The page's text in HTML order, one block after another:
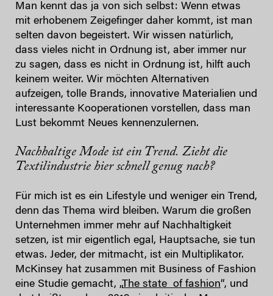
Man kennt das ja von sich selbst: Wenn etwas
mit erhobenem Zeigefinger daher kommt, ist man
selten davon begeistert. Wir wissen natürlich,
dass vieles nicht in Ordnung ist, aber immer nur
zu sagen, dass es nicht in Ordnung ist, hilft auch
keinem weiter. Wir möchten Alternativen
aufzeigen, tolle Brands, innovative Materialien und
interessante Kooperationen vorstellen, dass man
Lust bekommt Neues kennenzulernen.
Nachhaltige Mode ist ein Trend. Zieht die
Textilindustrie hier schnell genug nach?
Für mich ist es ein Lifestyle und weniger ein Trend,
denn das Thema wird bleiben. Warum die großen
Unternehmen immer mehr auf Nachhaltigkeit
setzen, ist mir eigentlich egal, Hauptsache, sie tun
etwas. Jeder, der mitmacht, ist ein Multiplikator.
McKinsey hat zusammen mit Business of Fashion
eine Studie gemacht, „The state of fashion“, und